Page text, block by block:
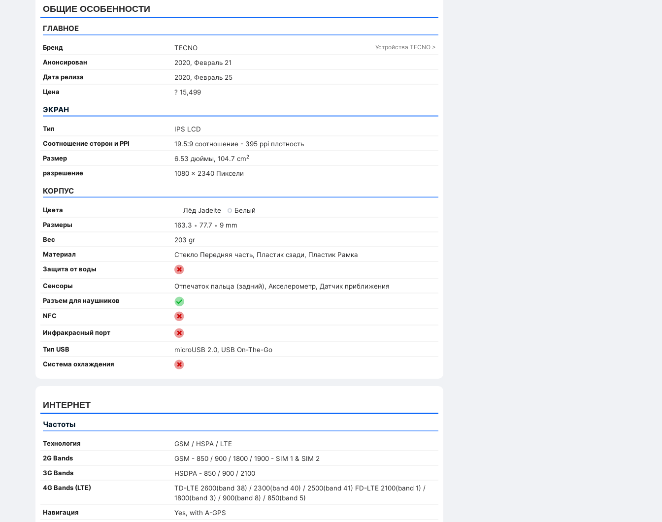
ОБЩИЕ ОСОБЕННОСТИ
ГЛАВНОЕ
Бренд TECNO Устройства TECNO >
Анонсирован
2020, Февраль 21
Дата релиза
2020, Февраль 25
Цена
? 15,499
ЭКРАН
Тип
IPS LCD
Соотношение сторон и PPI
19.5:9 соотношение - 395 ppi плотность
Размер
6.53 дюймы, 104.7 cm2
разрешение 1080 x 2340 Пиксели
КОРПУС
Цвета Лёд Jadeite
Белый
Размеры
163.3 • 77.7 • 9 mm
Вес
203 gr
Материал
Стекло Передняя часть, Пластик сзади, Пластик Рамка
Защита от воды
Сенсоры
Отпечаток пальца (задний), Акселерометр, Датчик приближения
Разъем для наушников
NFC
Инфракрасный порт
Тип USB
microUSB 2.0, USB On-The-Go
Система охлаждения
ИНТЕРНЕТ
Частоты
Технология
GSM / HSPA / LTE
2G Bands
GSM - 850 / 900 / 1800 / 1900 - SIM 1 & SIM 2
3G Bands
HSDPA - 850 / 900 / 2100
4G Bands (LTE)
TD-LTE 2600(band 38) / 2300(band 40) / 2500(band 41) FD-LTE 2100(band 1) /
1800(band 3) / 900(band 8) / 850(band 5)
Навигация
Yes, with A-GPS